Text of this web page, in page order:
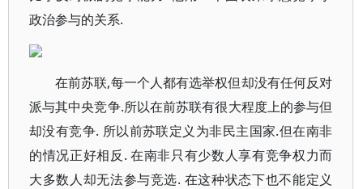
政治参与的关系.
在前苏联,每一个人都有选举权但却没有任何反对
派与其中央竞争.所以在前苏联有很大程度上的参与但
却没有竞争. 所以前苏联定义为非民主国家.但在南非
的情况正好相反. 在南非只有少数人享有竞争权力而
大多数人却无法参与竞选. 在这种状态下也不能定义